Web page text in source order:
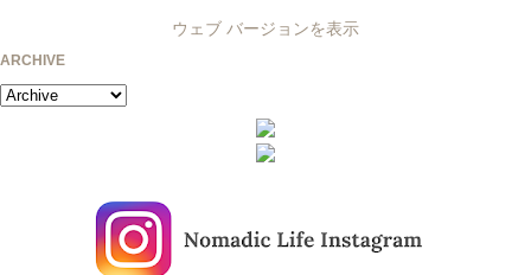
ウェブ バージョンを表示
ARCHIVE